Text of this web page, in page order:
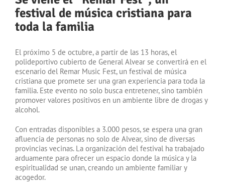
festival de música cristiana para
toda la familia
El próximo 5 de octubre, a partir de las 13 horas, el
polideportivo cubierto de General Alvear se convertirá en el
escenario del Remar Music Fest, un festival de música
cristiana que promete ser una gran experiencia para toda la
familia. Este evento no solo busca entretener, sino también
promover valores positivos en un ambiente libre de drogas y
alcohol.
Con entradas disponibles a 3.000 pesos, se espera una gran
afluencia de personas no solo de Alvear, sino de diversas
provincias vecinas. La organización del festival ha trabajado
arduamente para ofrecer un espacio donde la música y la
espiritualidad se unan, creando un ambiente familiar y
acogedor.